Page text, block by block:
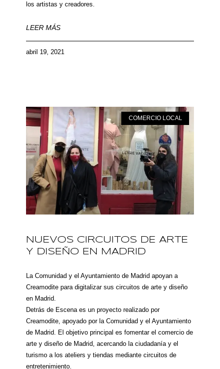
los artistas y creadores.
LEER MÁS
abril 19, 2021
COMERCIO LOCAL
NUEVOS CIRCUITOS DE ARTE
Y DISEÑO EN MADRID
La Comunidad y el Ayuntamiento de Madrid apoyan a
Creamodite para digitalizar sus circuitos de arte y diseño
en Madrid.
Detrás de Escena es un proyecto realizado por
Creamodite, apoyado por la Comunidad y el Ayuntamiento
de Madrid. El objetivo principal es fomentar el comercio de
arte y diseño de Madrid, acercando la ciudadanía y el
turismo a los ateliers y tiendas mediante circuitos de
entretenimiento.